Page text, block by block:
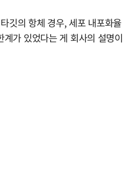
깃의 항체 경우, 세포 내포화율
가 있었다는 게 회사의 설명이